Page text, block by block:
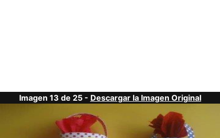
Imagen 13 de 25 - Descargar la Imagen Original